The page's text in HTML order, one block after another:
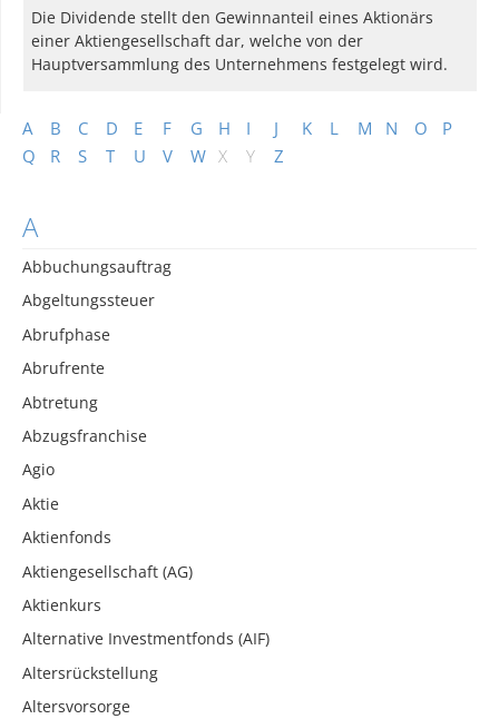
A B C D E F G H I J K L M N O
P
Q
R S T U V W X Y Z
A
Abbuchungsauftrag
Abgeltungssteuer
Abrufphase
Abrufrente
Abtretung
Abzugsfranchise
Agio
Aktie
Aktienfonds
Aktiengesellschaft (AG)
Aktienkurs
Alternative Investmentfonds (AIF)
Altersrückstellung
Altersvorsorge
Die Dividende stellt den Gewinnanteil eines Aktionärs
einer Aktiengesellschaft dar, welche von der
Hauptversammlung des Unternehmens festgelegt wird.